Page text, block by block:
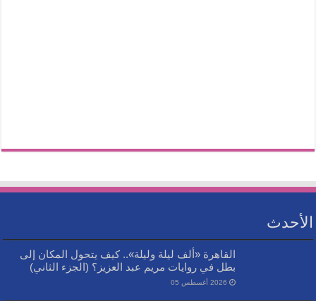
الأحدث
القاهرة «ألف ليلة وليلة».. كيف يتحول المكان إلى
بطل في روايات مريم عبد العزيز؟ (الجزء الثاني)
2026 أغسطس 05